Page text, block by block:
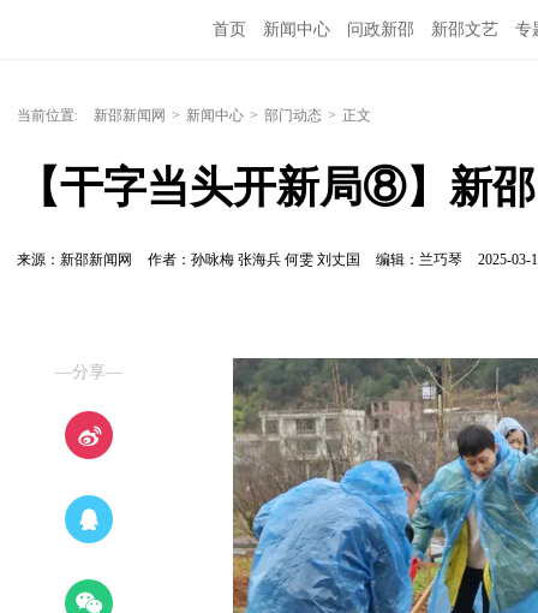
首页 新闻中心 问政新邵 新邵文艺 专
当前位置: 新邵新闻网 > 新闻中心 > 部门动态 > 正文
【干字当头开新局⑧】新
来源：新邵新闻网 作者：孙咏梅 张海兵 何雯 刘丈国 编辑：兰巧琴 2025-03-
—分享—